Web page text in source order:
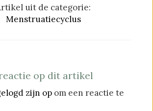
uit de categorie:
Menstruatiecyclus
op dit artikel
zijn op om een reactie te